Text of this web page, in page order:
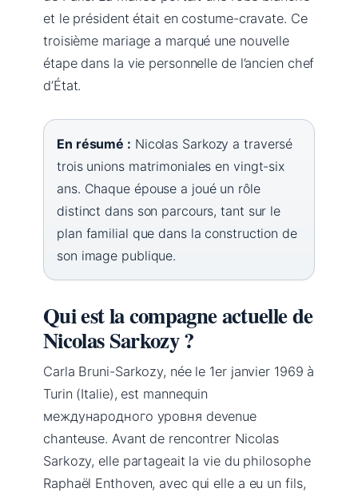
et le président était en costume-cravate. Ce
troisième mariage a marqué une nouvelle
étape dans la vie personnelle de l’ancien chef
d’État.
En résumé : Nicolas Sarkozy a traversé
trois unions matrimoniales en vingt-six
ans. Chaque épouse a joué un rôle
distinct dans son parcours, tant sur le
plan familial que dans la construction de
son image publique.
Qui est la compagne actuelle de
Nicolas Sarkozy ?
Carla Bruni-Sarkozy, née le 1er janvier 1969 à
Turin (Italie), est mannequin
международного уровня devenue
chanteuse. Avant de rencontrer Nicolas
Sarkozy, elle partageait la vie du philosophe
Raphaël Enthoven, avec qui elle a eu un fils,